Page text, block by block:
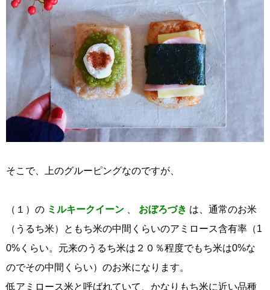
そこで、上のグルーピングなのですが、
（１）の ミルキークイーン おぼろづき は、通常のお米
（うるち米）ともち米の中間くらいのアミロース含有率（1
0%くらい。元来のうるち米は２０％程度でもち米は0%な
のでその中間くらい）のお米になります。
低アミロース米と呼ばれていて、かなりもち米に近い品種